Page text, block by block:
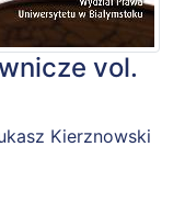
vol.
Kierznowski